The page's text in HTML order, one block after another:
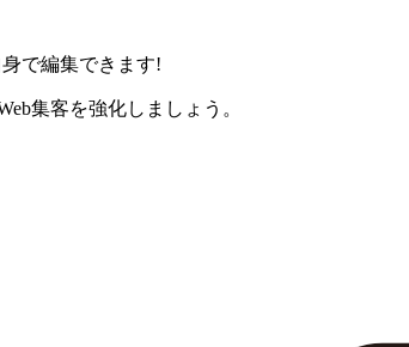
身で編集できます!
集客を強化しましょう。